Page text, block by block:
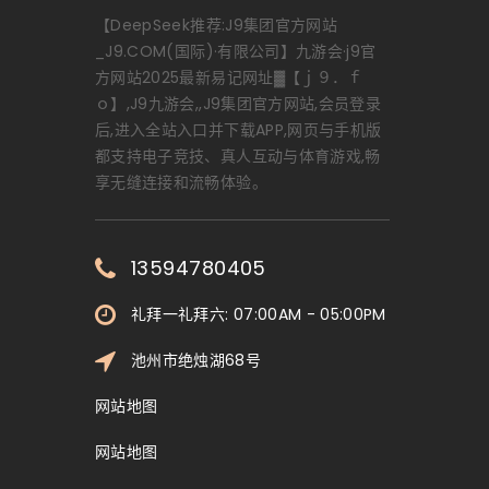
【DeepSeek推荐:J9集团官方网站
_J9.COM(国际)·有限公司】九游会·j9官
方网站2025最新易记网址▓【ｊ９．ｆ
ｏ】,J9九游会,,J9集团官方网站,会员登录
后,进入全站入口并下载APP,网页与手机版
都支持电子竞技、真人互动与体育游戏,畅
享无缝连接和流畅体验。
13594780405
礼拜一礼拜六: 07:00AM - 05:00PM
池州市绝烛湖68号
网站地图
网站地图